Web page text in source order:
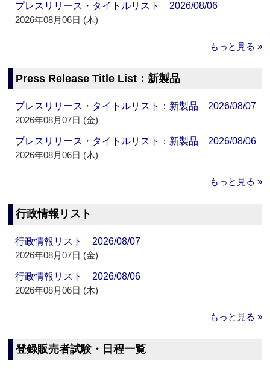
プレスリリース・タイトルリスト 2026/08/06
2026年08月06日 (木)
もっと見る »
Press Release Title List：新製品
プレスリリース・タイトルリスト：新製品 2026/08/07
2026年08月07日 (金)
プレスリリース・タイトルリスト：新製品 2026/08/06
2026年08月06日 (木)
もっと見る »
行政情報リスト
行政情報リスト 2026/08/07
2026年08月07日 (金)
行政情報リスト 2026/08/06
2026年08月06日 (木)
もっと見る »
登録販売者試験・日程一覧